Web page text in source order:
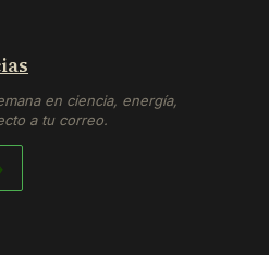
en ciencia, energía,
a tu correo.